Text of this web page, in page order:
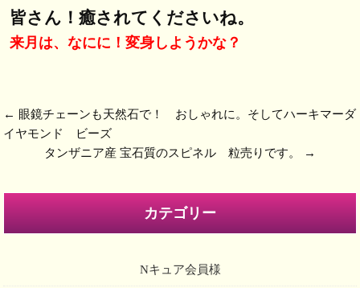
皆さん！癒されてくださいね。
来月は、なにに！変身しようかな？
← 眼鏡チェーンも天然石で！ おしゃれに。そしてハーキマーダ
イヤモンド ビーズ
タンザニア産 宝石質のスピネル 粒売りです。
→
カテゴリー
Nキュア会員様